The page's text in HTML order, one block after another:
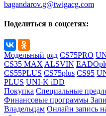
bagandarov.g@twigacg.com
Поделиться в соцсетях:
Модельный ряд CS75PRO
CS35 MAX ALSVIN
CS55PLUS CS75plus CS95
PLUS UNI-K iDD
Покупка Специальные
Финансовые программы
Владельцам Онлайн запись